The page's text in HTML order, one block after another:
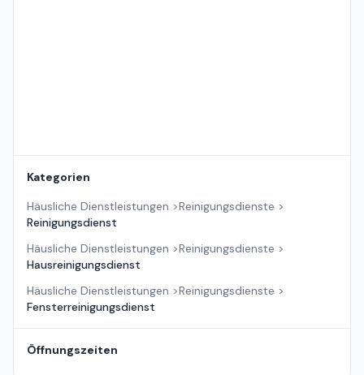
Kategorien
Häusliche Dienstleistungen >Reinigungsdienste >
Reinigungsdienst
Häusliche Dienstleistungen >Reinigungsdienste >
Hausreinigungsdienst
Häusliche Dienstleistungen >Reinigungsdienste >
Fensterreinigungsdienst
Öffnungszeiten